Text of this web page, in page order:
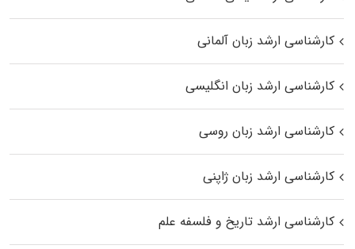
کارشناسی ارشد زبان آلمانی
کارشناسی ارشد زبان انگلیسی
کارشناسی ارشد زبان روسی
کارشناسی ارشد زبان ژاپنی
کارشناسی ارشد تاریخ و فلسفه علم